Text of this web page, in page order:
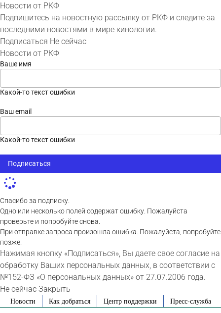
Новости от РКФ
Подпишитесь на новостную рассылку от РКФ и следите за
последними новостями в мире кинологии.
Подписаться Не сейчас
Новости от РКФ
Ваше имя
Какой-то текст ошибки
Ваш email
Какой-то текст ошибки
Подписаться
Спасибо за подписку.
Одно или несколько полей содержат ошибку. Пожалуйста
проверьте и попробуйте снова.
При отправке запроса произошла ошибка. Пожалуйста, попробуйте
позже.
Нажимая кнопку «Подписаться», Вы даете свое согласие на
обработку Ваших персональных данных, в соответствии с
№152-ФЗ «О персональных данных» от 27.07.2006 года.
Не сейчас Закрыть
SkipНовости Как добраться Центр поддержки Пресс-служба